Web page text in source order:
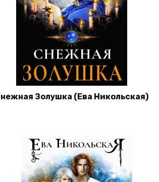
Золушка (Ева Никольская)